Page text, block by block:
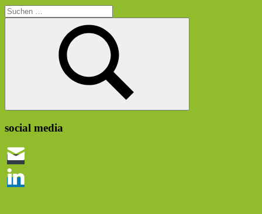
Suchen
nach:
Suchen
social media